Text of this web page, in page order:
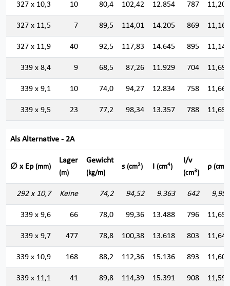
327 x 10,3 10 80,4 102,42 12.854 787 11,202
327 x 11,5 7 89,5 114,01 14.205 869 11,162
327 x 11,9 40 92,5 117,83 14.645 895 11,148
339 x 8,4 9 68,5 87,26 11.929 704 11,692
339 x 9,1 10 74,0 94,27 12.834 758 11,667
339 x 9,5 23 77,2 98,34 13.357 788 11,654
Als Alternative - 2A
∅ x Ep (mm)
Lager
(m)
Gewicht
(kg/m)
s (cm2) I (cm4)
I/v
(cm3)
ρ (cm)
292 x 10,7 Keine 74,2 94,52 9.363 642 9,952
339 x 9,6 66 78,0 99,36 13.488 796 11,651
339 x 9,7 477 78,8 100,38 13.618 803 11,647
339 x 10,9 168 88,2 112,36 15.136 893 11,606
339 x 11,1 41 89,8 114,39 15.391 908 11,599